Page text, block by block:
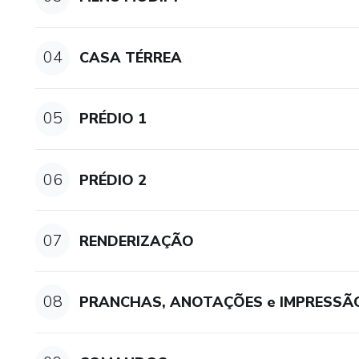
04 CASA TÉRREA
05 PRÉDIO 1
06 PRÉDIO 2
07 RENDERIZAÇÃO
08 PRANCHAS, ANOTAÇÕES e